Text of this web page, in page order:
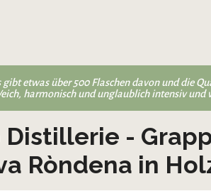
gibt etwas über 500 Flaschen davon und die
harmonisch und unglaublich intensiv und
Distillerie -
Ròndena in